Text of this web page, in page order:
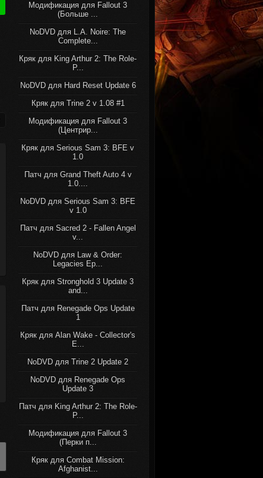
Модификация для Fallout 3
(Больше ...
NoDVD для L.A. Noire: The
Complete...
Кряк для King Arthur 2: The Role-
P...
NoDVD для Hard Reset Update 6
Кряк для Trine 2 v 1.08 #1
Модификация для Fallout 3
(Центрир...
Кряк для Serious Sam 3: BFE v
1.0
Патч для Grand Theft Auto 4 v
1.0....
NoDVD для Serious Sam 3: BFE
v 1.0
Патч для Sacred 2 - Fallen Angel
v...
NoDVD для Law & Order:
Legacies Ep...
Кряк для Stronghold 3 Update 3
and...
Патч для Renegade Ops Update
1
Кряк для Alan Wake - Collector's
E...
NoDVD для Trine 2 Update 2
NoDVD для Renegade Ops
Update 3
Патч для King Arthur 2: The Role-
P...
Модификация для Fallout 3
(Перки п...
Кряк для Combat Mission:
Afghanist...